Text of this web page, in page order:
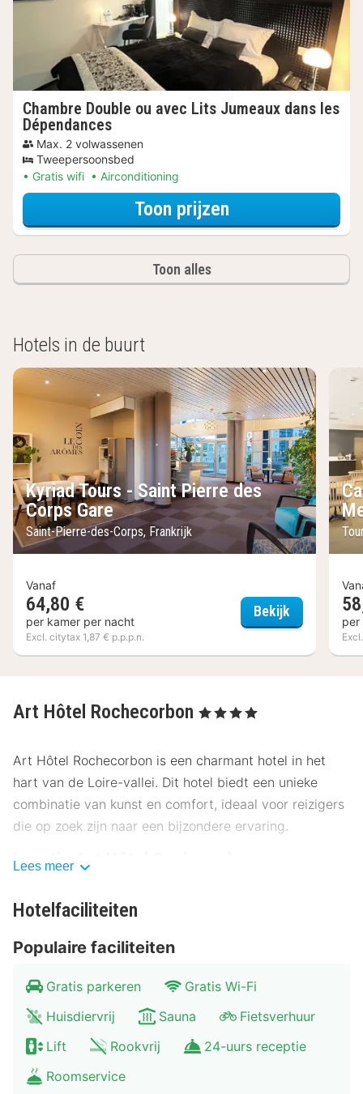
Chambre Double ou avec Lits Jumeaux dans les
Dépendances
Max. 2 volwassenen
Tweepersoonsbed
Gratis wifi
Airconditioning
Toon prijzenvoor Chambre
Toon alles
Hotels in de buurt
Kyriad Tours - Saint Pierre des
Corps Gare
Saint-Pierre-des-Corps, Frankrijk
Vanaf
64,80 €
per kamer per nacht
Excl. citytax 1,87 € p.p.p.n.
Bekijk Kyriad
per
Art Hôtel Rochecorbon , 4 Sterren
Art Hôtel Rochecorbon is een charmant hotel in het
hart van de Loire-vallei. Dit hotel biedt een unieke
combinatie van kunst en comfort, ideaal voor reizigers
die op zoek zijn naar een bijzondere ervaring.
Locatie Art Hôtel Rochecorbon
Hôtel Rochecorbon zich op slechts enkele kilometers
locatie voor het verkennen van de Loire-kastelen en de
omliggende wijngaarden. Openbaar vervoer is
gemakkelijk bereikbaar, met een bushalte op
loopafstand en een treinstation in de buurt. Parkeren is
beschikbaar voor gasten die met de auto komen.
Museum voor Schone Kunsten: 300 meter
Lees meer
Hotelfaciliteiten
Populaire faciliteiten
Gratis parkeren
Gratis Wi-Fi
Huisdiervrij
Sauna
Fietsverhuur
Lift
Rookvrij
24-uurs receptie
Roomservice